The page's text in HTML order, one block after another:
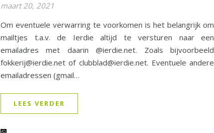
maart 20, 2021
Om eventuele verwarring te voorkomen is het belangrijk om
mailtjes t.a.v. de Ierdie altijd te versturen naar een
emailadres met daarin @ierdie.net. Zoals bijvoorbeeld
fokkerij@ierdie.net of clubblad@ierdie.net. Eventuele andere
emailadressen (gmail…
LEES VERDER